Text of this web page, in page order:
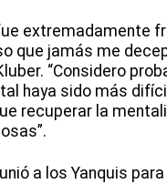
extremadamente
que jamás me
“Considero
haya sido más
recuperar la
a los Yanquis